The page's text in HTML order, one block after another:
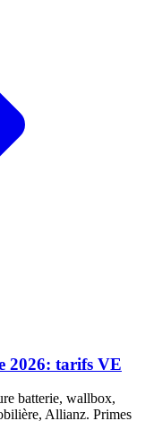
2026: tarifs VE
batterie, wallbox,
Allianz. Primes